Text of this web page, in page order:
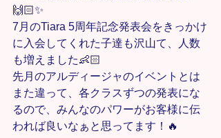
🙌🏻✨
7月のTiara 5周年記念発表会をきっかけ
に入会してくれた子達も沢山て、人数
も増えました👶🏻
先月のアルディージャのイベントとは
また違って、各クラスずつの発表にな
るので、みんなのパワーがお客様に伝
われば良いなぁと思ってます！🔥